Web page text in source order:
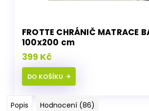
FROTTE CHRÁNIČ MATRACE
100x200 cm
399 Kč
DO KOŠÍKU
Popis Hodnocení (86)